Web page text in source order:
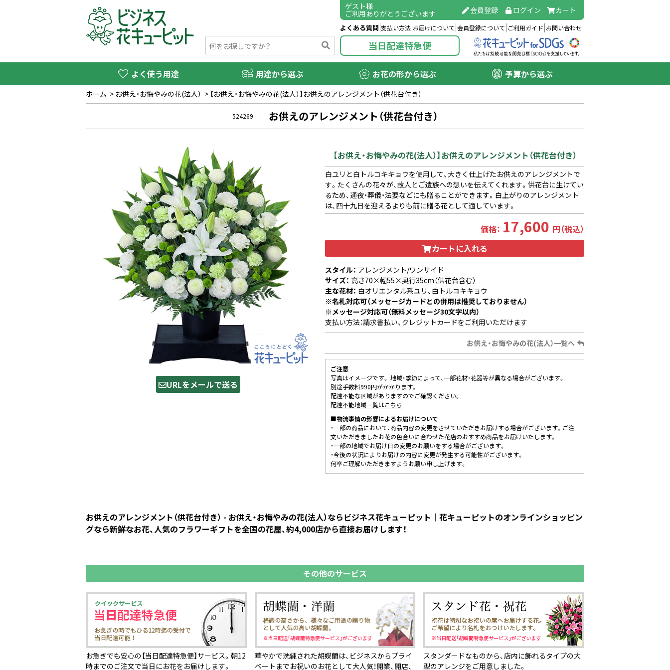
ゲスト様
ご利用ありがとうございます 会員登録 ログイン カート
よくある質問 支払い方法 お届けについて 会員登録について ご利用ガイド お問い合わせ
当日配達特急便
よく使う用途 用途から選ぶ お花の形から選ぶ 予算から選ぶ
ホーム > お供え・お悔やみの花(法人） > 【お供え・お悔やみの花(法人）】お供えのアレンジメント（供花台付き）
524269 お供えのアレンジメント（供花台付き）
URLをメールで送る
【お供え・お悔やみの花(法人）】お供えのアレンジメント（供花台付き）
白ユリと白トルコキキョウを使用して、大きく仕上げたお供えのアレンジメントで
す。たくさんの花々が、故人とご遺族への想いを伝えてくれます。供花台に生けてい
るため、通夜・葬儀・法要などにも贈ることができます。白上がりのアレンジメント
は、四十九日を迎えるよりも前に贈る花として適しています。
価格： 17,600 円（税込）
カートに入れる
スタイル： アレンジメント/ワンサイド
サイズ： 高さ70×幅55×奥行35cm（供花台含む）
主な花材： 白オリエンタル系ユリ、白トルコキキョウ
※名札対応可（メッセージカードとの併用は推奨しておりません）
※メッセージ対応可（無料メッセージ30文字以内）
支払い方法：請求書払い、クレジットカードをご利用いただけます
お供え・お悔やみの花(法人）一覧へ
ご注意
写真はイメージです。 地域・季節によって、一部花材・花器等が異なる場合がございます。
別途手数料990円がかかります。
配達不能な区域がありますのでご確認ください。
配達不能地域一覧はこちら
■物流事情の影響によるお届けについて
・一部の商品において、商品内容の変更をさせていただきお届けする場合がございます。ご注
文いただきましたお花の色合いに合わせた花店のおすすめ商品をお届けいたします。
・一部の地域でお届け日の変更のお願いをする場合がございます。
・今後の状況によりお届けの内容に変更が発生する可能性がございます。
何卒ご理解いただきますようお願い申し上げます。
お供えのアレンジメント（供花台付き） - お供え・お悔やみの花(法人）ならビジネス花キューピット｜花キューピットのオンラインショッピン
グなら新鮮なお花、人気のフラワーギフトを全国の花屋、約4,000店から直接お届けします！
その他のサービス
お急ぎでも安心の【当日配達特急便】サービス。朝12
時までのご注文で当日にお花をお届けします。
華やかで洗練された胡蝶蘭は、ビジネスからプライ
ベートまでお祝いのお花として大人気！開業、開店、
スタンダードなものから、店内に飾れるタイプの大
型のアレンジをご用意しました。